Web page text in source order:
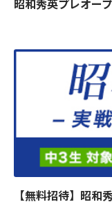
昭和秀英プレオー
【無料招待】昭和